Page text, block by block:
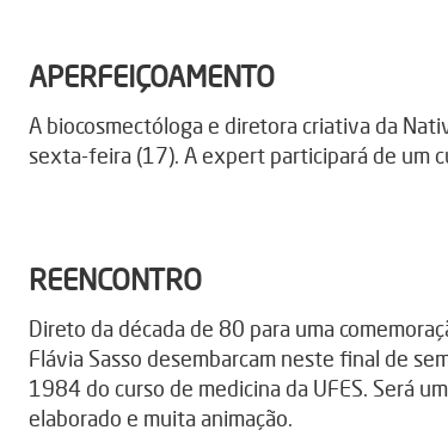
APERFEIÇOAMENTO
A biocosmectóloga e diretora criativa da
sexta-feira (17). A expert participará de um
REENCONTRO
Direto da década de 80 para uma
Flávia Sasso desembarcam neste final de
1984 do curso de medicina da UFES. Será
elaborado e muita animação.